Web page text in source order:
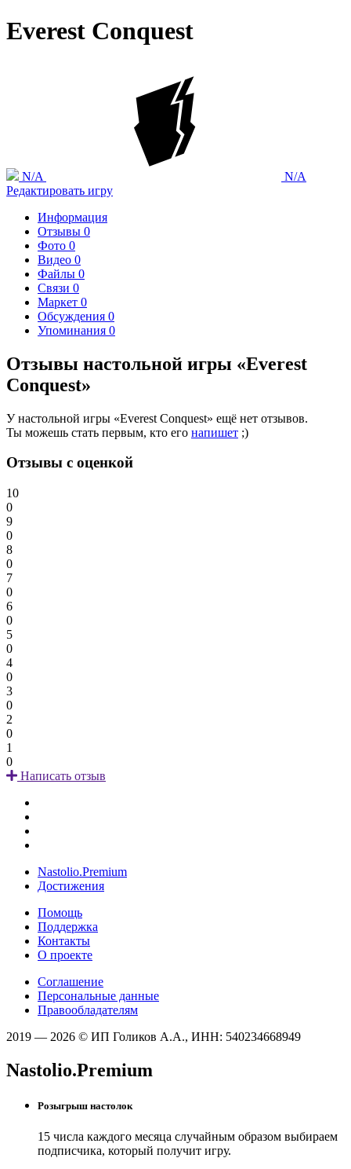
Everest Conquest
N/A
N/A
Редактировать игру
Информация
Отзывы 0
Фото 0
Видео 0
Файлы 0
Связи 0
Маркет 0
Обсуждения 0
Упоминания 0
Отзывы настольной игры «Everest
Conquest»
У настольной игры «Everest Conquest» ещё нет отзывов.
Ты можешь стать первым, кто его напишет ;)
Отзывы с оценкой
10
0
9
0
8
0
7
0
6
0
5
0
4
0
3
0
2
0
1
0
Написать отзыв
Nastolio.Premium
Достижения
Помощь
Поддержка
Контакты
О проекте
Соглашение
Персональные данные
Правообладателям
2019 — 2026 © ИП Голиков А.А., ИНН: 540234668949
Nastolio.Premium
Розыгрыш настолок
15 числа каждого месяца случайным образом выбираем
подписчика, который получит игру.